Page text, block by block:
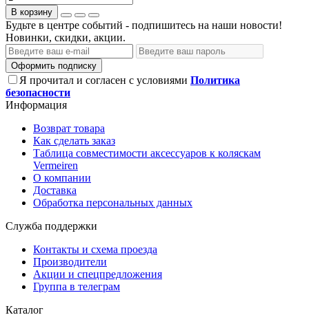
В корзину
Будьте в центре событий - подпишитесь на наши новости!
Новинки, скидки, акции.
Оформить подписку
Я прочитал и согласен с условиями Политика
безопасности
Информация
Возврат товара
Как сделать заказ
Таблица совместимости аксессуаров к коляскам
Vermeiren
О компании
Доставка
Обработка персональных данных
Служба поддержки
Контакты и схема проезда
Производители
Акции и спецпредложения
Группа в телеграм
Каталог